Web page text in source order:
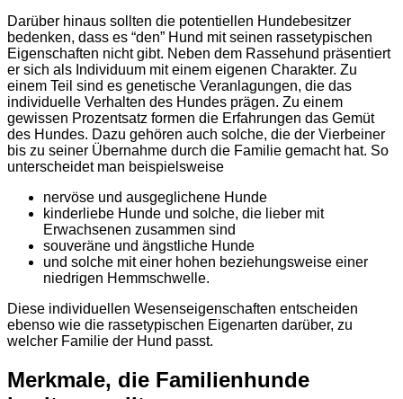
Darüber hinaus sollten die potentiellen Hundebesitzer
bedenken, dass es “den” Hund mit seinen rassetypischen
Eigenschaften nicht gibt. Neben dem Rassehund präsentiert
er sich als Individuum mit einem eigenen Charakter. Zu
einem Teil sind es genetische Veranlagungen, die das
individuelle Verhalten des Hundes prägen. Zu einem
gewissen Prozentsatz formen die Erfahrungen das Gemüt
des Hundes. Dazu gehören auch solche, die der Vierbeiner
bis zu seiner Übernahme durch die Familie gemacht hat. So
unterscheidet man beispielsweise
nervöse und ausgeglichene Hunde
kinderliebe Hunde und solche, die lieber mit
Erwachsenen zusammen sind
souveräne und ängstliche Hunde
und solche mit einer hohen beziehungsweise einer
niedrigen Hemmschwelle.
Diese individuellen Wesenseigenschaften entscheiden
ebenso wie die rassetypischen Eigenarten darüber, zu
welcher Familie der Hund passt.
Merkmale, die Familienhunde